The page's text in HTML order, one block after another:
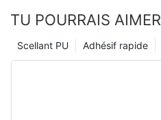
TU POURRAIS AIMER
Adhésif rapide
Scellant PU